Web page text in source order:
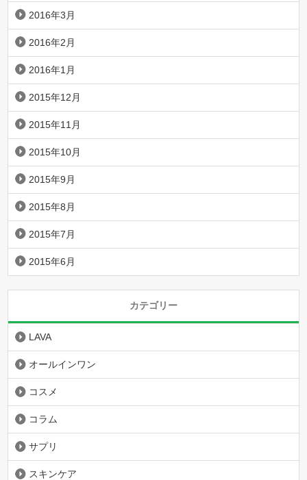
2016年3月
2016年2月
2016年1月
2015年12月
2015年11月
2015年10月
2015年9月
2015年8月
2015年7月
2015年6月
カテゴリー
LAVA
オールインワン
コスメ
コラム
サプリ
スキンケア